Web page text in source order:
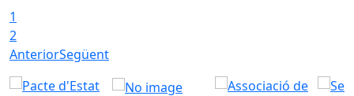
1
2
AnteriorSegüent